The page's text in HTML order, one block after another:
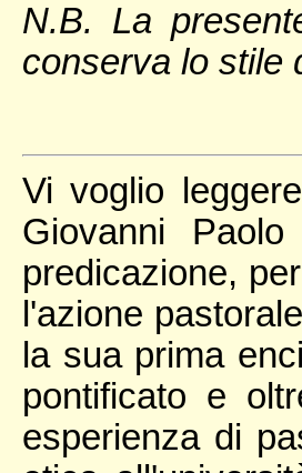
N.B. La
conserva lo stile
Vi voglio
Giovanni
predicazione,
l'azione
la sua prima
pontificato e
esperienza di